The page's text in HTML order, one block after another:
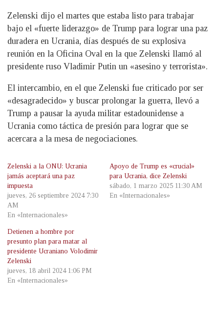
Zelenski dijo el martes que estaba listo para trabajar
bajo el «fuerte liderazgo» de Trump para lograr una paz
duradera en Ucrania, días después de su explosiva
reunión en la Oficina Oval en la que Zelenski llamó al
presidente ruso Vladimir Putin un «asesino y terrorista».
El intercambio, en el que Zelenski fue criticado por ser
«desagradecido» y buscar prolongar la guerra, llevó a
Trump a pausar la ayuda militar estadounidense a
Ucrania como táctica de presión para lograr que se
acercara a la mesa de negociaciones.
Zelenski a la ONU: Ucrania
jamás aceptará una paz
impuesta
jueves, 26 septiembre 2024 7:30
AM
En «Internacionales»
Apoyo de Trump es «crucial»
para Ucrania, dice Zelenski
sábado, 1 marzo 2025 11:30 AM
En «Internacionales»
Detienen a hombre por
presunto plan para matar al
presidente Ucraniano Volodimir
Zelenski
jueves, 18 abril 2024 1:06 PM
En «Internacionales»